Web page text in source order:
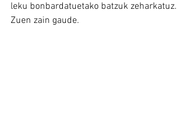
leku bonbardatuetako batzuk zeharkatuz.
Zuen zain gaude.